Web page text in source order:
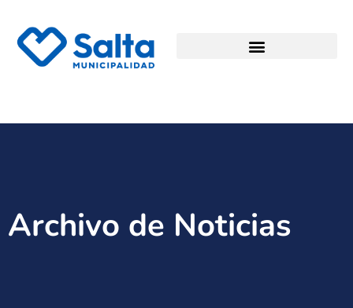
Archivo de Noticias